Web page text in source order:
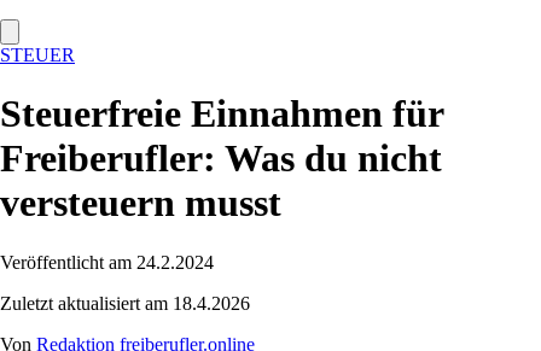
STEUER
Steuerfreie Einnahmen für
Freiberufler: Was du nicht
versteuern musst
Veröffentlicht am 24.2.2024
Zuletzt aktualisiert am 18.4.2026
Von Redaktion freiberufler.online